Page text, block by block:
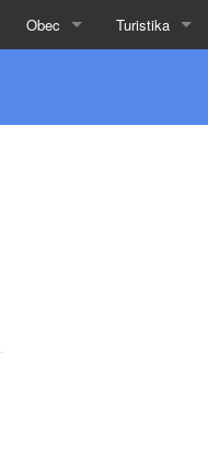
Obec Turistika